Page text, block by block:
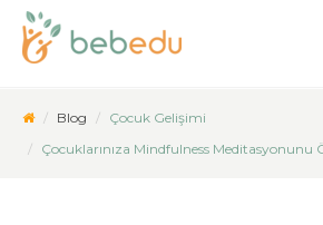
Blog
Çocuk Gelişimi
Çocuklarınıza Mindfulness Meditasyonunu